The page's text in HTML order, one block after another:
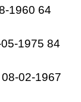
1960 64
1975 84
02-1967